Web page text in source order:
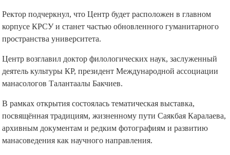
Ректор подчеркнул, что Центр будет расположен в главном
корпусе КРСУ и станет частью обновленного гуманитарного
пространства университета.
Центр возглавил доктор филологических наук, заслуженный
деятель культуры КР, президент Международной ассоциации
манасологов Талантаалы Бакчиев.
В рамках открытия состоялась тематическая выставка,
посвящённая традициям, жизненному пути Саякбая Каралаева,
архивным документам и редким фотографиям и развитию
манасоведения как научного направления.